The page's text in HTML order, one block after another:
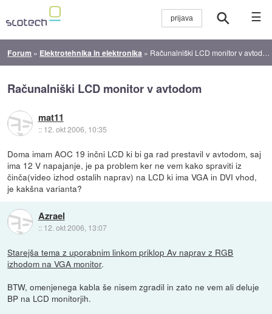
☰
Forum » Elektrotehnika in elektronika » Računalniški LCD monitor v avtodom
Računalniški LCD monitor v avtodom
mat11
:: 12. okt 2006, 10:35
Doma imam AOC 19 inčni LCD ki bi ga rad prestavil v avtodom, saj
ima 12 V napajanje, je pa problem ker ne vem kako spraviti iz
činča(video izhod ostalih naprav) na LCD ki ima VGA in DVI vhod,
je kakšna varianta?
Azrael
:: 12. okt 2006, 13:07
Starejša tema z uporabnim linkom priklop Av naprav z RGB
izhodom na VGA monitor.
BTW, omenjenega kabla še nisem zgradil in zato ne vem ali deluje
BP na LCD monitorjih.